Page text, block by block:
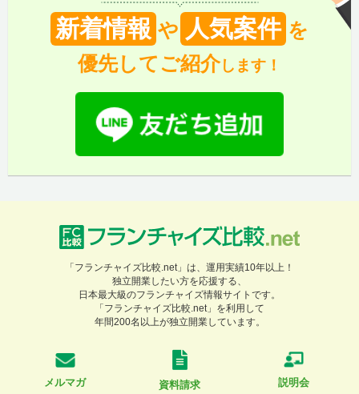
新着情報 や 人気案件 を
優先してご紹介します！
「フランチャイズ比較.net」は、運用実績10年以上！
独立開業したい方を応援する、
日本最大級のフランチャイズ情報サイトです。
「フランチャイズ比較.net」を利用して
年間200名以上が独立開業しています。
メルマガ 資料請求 説明会